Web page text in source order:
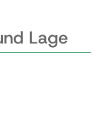
Lage